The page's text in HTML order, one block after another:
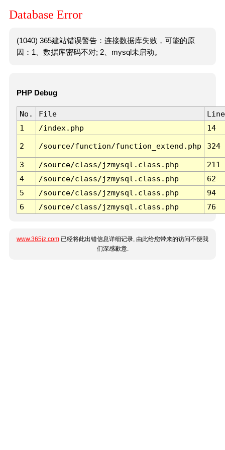
Database Error
(1040) 365建站错误警告：连接数据库失败，可能的原
因：1、数据库密码不对; 2、mysql未启动。
PHP Debug
No. File
Line
1
/index.php 14
2 /source/function/function_extend.php 324
3 /source/class/jzmysql.class.php
211
4
/source/class/jzmysql.class.php
62
5
/source/class/jzmysql.class.php
94
6
/source/class/jzmysql.class.php 76
www.365jz.com 已经将此出错信息详细记录, 由此给您带来的访问不便我
们深感歉意.